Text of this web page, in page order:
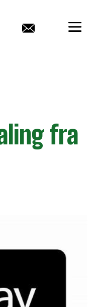
fra